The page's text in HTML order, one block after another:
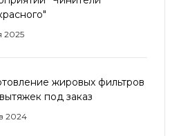
2025
жировых фильтров
под заказ
2024